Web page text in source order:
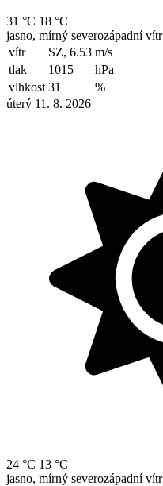
31 °C 18 °C
jasno, mírný severozápadní vítr
vítr
SZ, 6.53 m/s
tlak
1015
hPa
vlhkost 31
%
úterý 11. 8. 2026
24 °C 13 °C
jasno, mírný severozápadní vítr